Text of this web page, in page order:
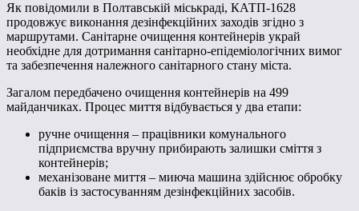
Як повідомили в Полтавській міськраді, КАТП-1628
продовжує виконання дезінфекційних заходів згідно з
маршрутами. Санітарне очищення контейнерів украй
необхідне для дотримання санітарно-епідеміологічних вимог
та забезпечення належного санітарного стану міста.
Загалом передбачено очищення контейнерів на 499
майданчиках. Процес миття відбувається у два етапи:
ручне очищення – працівники комунального
підприємства вручну прибирають залишки сміття з
контейнерів;
механізоване миття – миюча машина здійснює обробку
баків із застосуванням дезінфекційних засобів.